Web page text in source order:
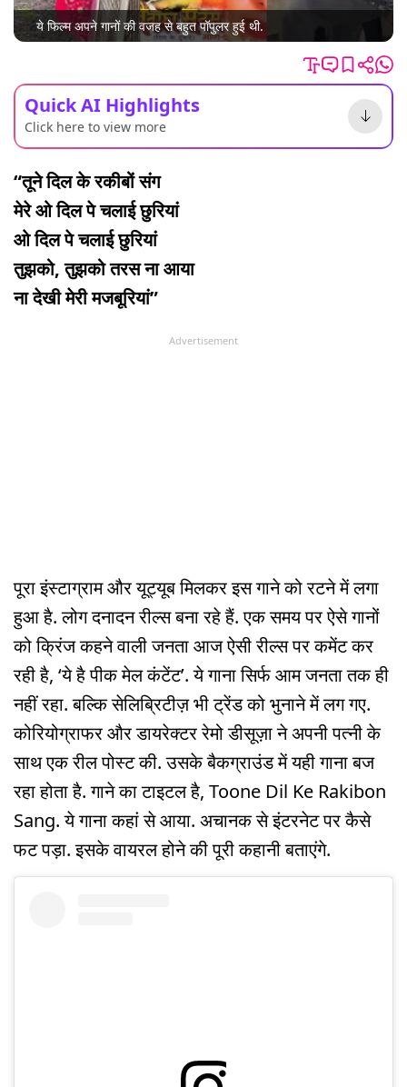
ये फिल्म अपने गानों की वजह से बहुत पॉपुलर हुई थी.
Quick AI Highlights
Click here to view more
“तूने दिल के रकीबों संग
मेरे ओ दिल पे चलाई छुरियां
ओ दिल पे चलाई छुरियां
तुझको, तुझको तरस ना आया
ना देखी मेरी मजबूरियां”
Advertisement
पूरा इंस्टाग्राम और यूट्यूब मिलकर इस गाने को रटने में लगा
हुआ है. लोग दनादन रील्स बना रहे हैं. एक समय पर ऐसे गानों
को क्रिंज कहने वाली जनता आज ऐसी रील्स पर कमेंट कर
रही है, ‘ये है पीक मेल कंटेंट’. ये गाना सिर्फ आम जनता तक ही
नहीं रहा. बल्कि सेलिब्रिटीज़ भी ट्रेंड को भुनाने में लग गए.
कोरियोग्राफर और डायरेक्टर रेमो डीसूज़ा ने अपनी पत्नी के
साथ एक रील पोस्ट की. उसके बैकग्राउंड में यही गाना बज
रहा होता है. गाने का टाइटल है, Toone Dil Ke Rakibon
Sang. ये गाना कहां से आया. अचानक से इंटरनेट पर कैसे
फट पड़ा. इसके वायरल होने की पूरी कहानी बताएंगे.